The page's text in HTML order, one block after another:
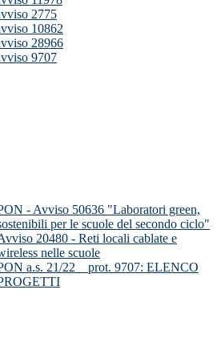
2775
10862
28966
9707
- Avviso 50636 "Laboratori green,
per le scuole del secondo ciclo"
20480 - Reti locali cablate e
nelle scuole
a.s. 21/22__prot. 9707: ELENCO